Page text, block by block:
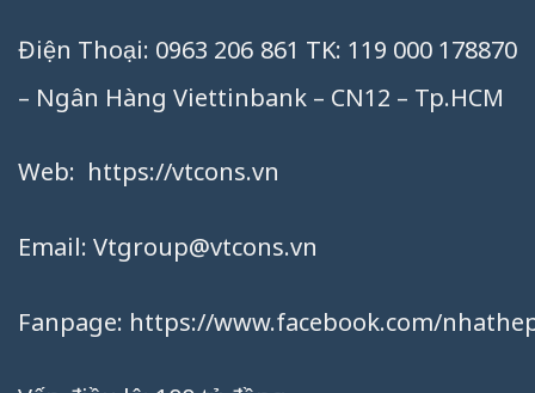
Điện Thoại: 0963 206 861 TK: 119 000 178870
– Ngân Hàng Viettinbank – CN12 – Tp.HCM
Web: https://vtcons.vn
Email: Vtgroup@vtcons.vn
Fanpage: https://www.facebook.com/